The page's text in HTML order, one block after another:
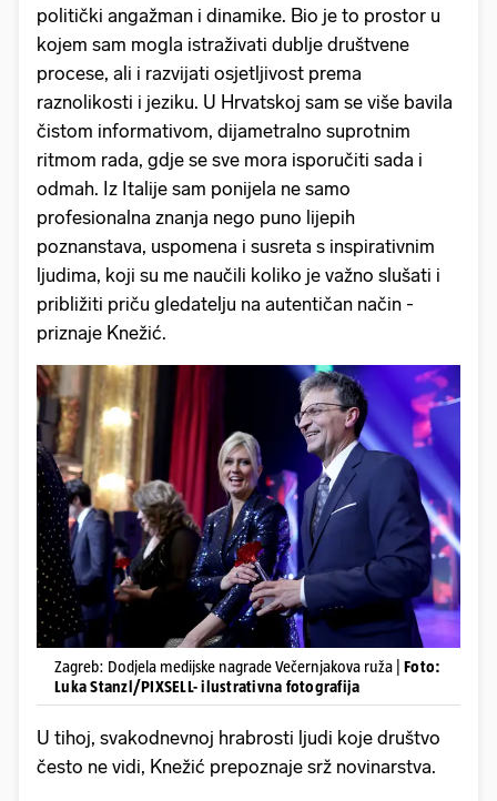
politički angažman i dinamike. Bio je to prostor u
kojem sam mogla istraživati dublje društvene
procese, ali i razvijati osjetljivost prema
raznolikosti i jeziku. U Hrvatskoj sam se više bavila
čistom informativom, dijametralno suprotnim
ritmom rada, gdje se sve mora isporučiti sada i
odmah. Iz Italije sam ponijela ne samo
profesionalna znanja nego puno lijepih
poznanstava, uspomena i susreta s inspirativnim
ljudima, koji su me naučili koliko je važno slušati i
približiti priču gledatelju na autentičan način -
priznaje Knežić.
Zagreb: Dodjela medijske nagrade Večernjakova ruža | Foto:
Luka Stanzl/PIXSELL- ilustrativna fotografija
U tihoj, svakodnevnoj hrabrosti ljudi koje društvo
često ne vidi, Knežić prepoznaje srž novinarstva.